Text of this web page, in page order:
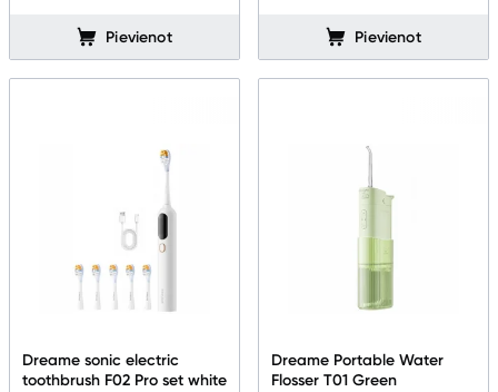
Pievienot Pievienot
Dreame sonic electric
toothbrush F02 Pro set white
Dreame Portable Water
Flosser T01 Green